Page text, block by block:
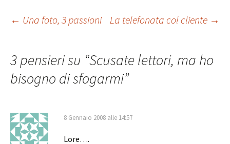
Navigazione
articolo
← Una foto, 3 passioni La telefonata col cliente →
3 pensieri su “Scusate lettori, ma ho
bisogno di sfogarmi”
8 Gennaio 2008 alle 14:57
Lore….